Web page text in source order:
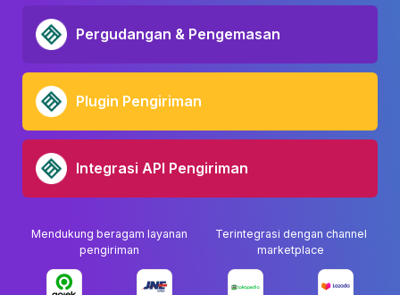
Pergudangan & Pengemasan
Plugin Pengiriman
Integrasi API Pengiriman
Mendukung beragam layanan
pengiriman
Terintegrasi dengan channel
marketplace